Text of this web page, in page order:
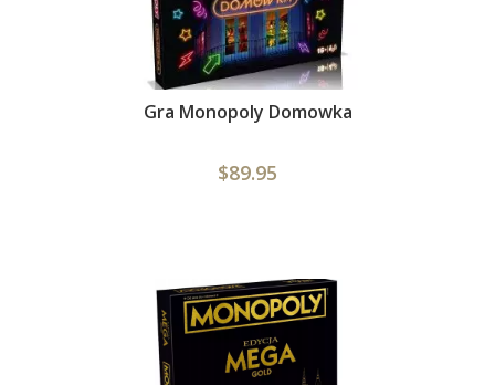
Gra Monopoly Domowka
$89.95